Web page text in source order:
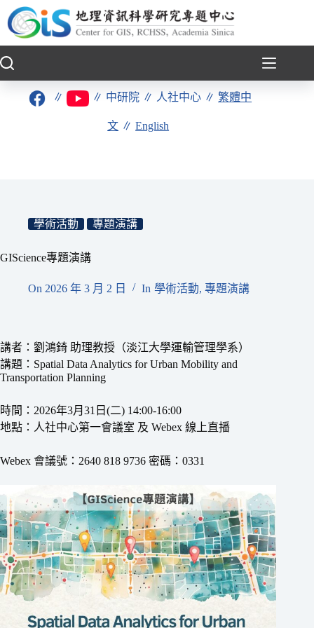
至
要
∥ ∥ 中研院 ∥ 人社中心 ∥繁體中
文 ∥English
學術活動 專題演講
GIScience專題演講
On 2026 年 3 月 2 日 In 學術活動, 專題演講
講者：劉鴻錡 助理教授（淡江大學運輸管理學系）
講題：Spatial Data Analytics for Urban Mobility and
Transportation Planning
時間：2026年3月31日(二) 14:00-16:00
地點：人社中心第一會議室 及 Webex 線上直播
Webex 會議號：2640 818 9736 密碼：0331